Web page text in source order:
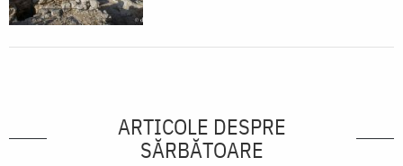
ARTICOLE DESPRE
SĂRBĂTOARE